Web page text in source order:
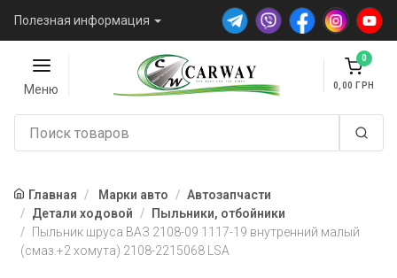
Полезная информация
Меню
0
0,00
Главная Марки авто
Автозапчасти
Детали ходовой
Пыльники, отбойники
Пыльник шруса ВАЗ 2108-09 1117-19 внутренний малый
(смаз.+2 хомута) 2108-2215068 LSA